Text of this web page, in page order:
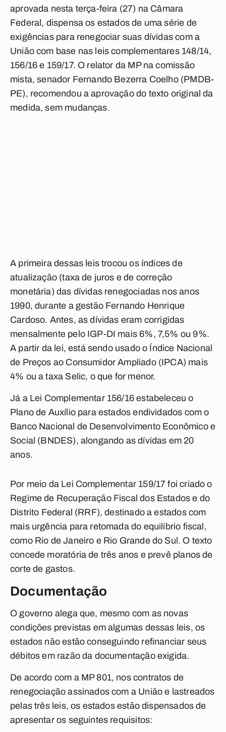
aprovada nesta terça-feira (27) na Câmara
Federal, dispensa os estados de uma série de
exigências para renegociar suas dívidas com a
União com base nas leis complementares 148/14,
156/16 e 159/17. O relator da MP na comissão
mista, senador Fernando Bezerra Coelho (PMDB-
PE), recomendou a aprovação do texto original da
medida, sem mudanças.
A primeira dessas leis trocou os índices de
atualização (taxa de juros e de correção
monetária) das dívidas renegociadas nos anos
1990, durante a gestão Fernando Henrique
Cardoso. Antes, as dívidas eram corrigidas
mensalmente pelo IGP-DI mais 6%, 7,5% ou 9%.
A partir da lei, está sendo usado o Índice Nacional
de Preços ao Consumidor Ampliado (IPCA) mais
4% ou a taxa Selic, o que for menor.
Já a Lei Complementar 156/16 estabeleceu o
Plano de Auxílio para estados endividados com o
Banco Nacional de Desenvolvimento Econômico e
Social (BNDES), alongando as dívidas em 20
anos.
Por meio da Lei Complementar 159/17 foi criado o
Regime de Recuperação Fiscal dos Estados e do
Distrito Federal (RRF), destinado a estados com
mais urgência para retomada do equilíbrio fiscal,
como Rio de Janeiro e Rio Grande do Sul. O texto
concede moratória de três anos e prevê planos de
corte de gastos.
Documentação
O governo alega que, mesmo com as novas
condições previstas em algumas dessas leis, os
estados não estão conseguindo refinanciar seus
débitos em razão da documentação exigida.
De acordo com a MP 801, nos contratos de
renegociação assinados com a União e lastreados
pelas três leis, os estados estão dispensados de
apresentar os seguintes requisitos: